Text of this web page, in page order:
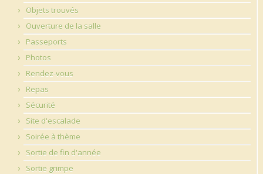
Objets trouvés
Ouverture de la salle
Passeports
Photos
Rendez-vous
Repas
Sécurité
Site d'escalade
Soirée à thème
Sortie de fin d'année
Sortie grimpe